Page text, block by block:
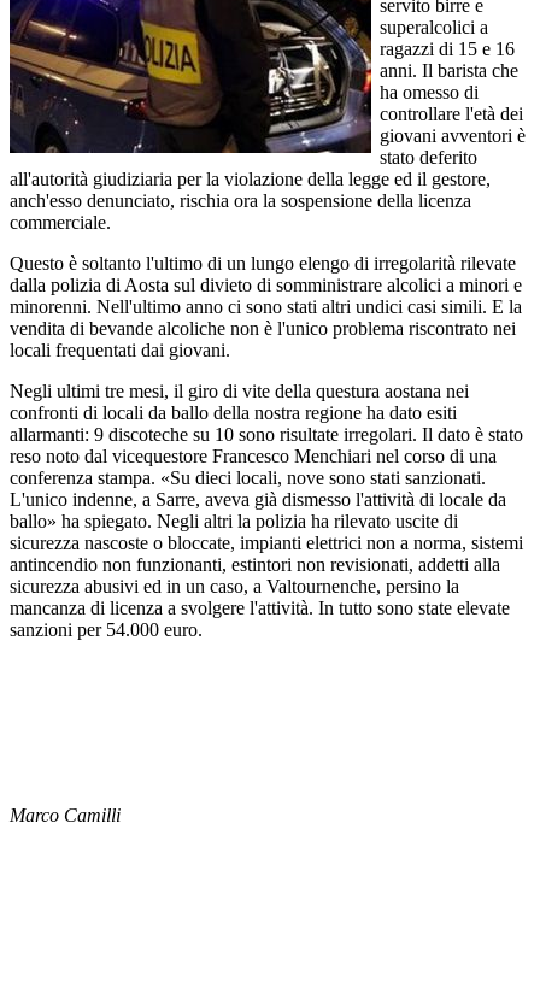
servito birre e
superalcolici a
ragazzi di 15 e 16
anni. Il barista che
ha omesso di
controllare l'età dei
giovani avventori è
stato deferito
all'autorità giudiziaria per la violazione della legge ed il gestore,
anch'esso denunciato, rischia ora la sospensione della licenza
commerciale.
Questo è soltanto l'ultimo di un lungo elengo di irregolarità rilevate
dalla polizia di Aosta sul divieto di somministrare alcolici a minori e
minorenni. Nell'ultimo anno ci sono stati altri undici casi simili. E la
vendita di bevande alcoliche non è l'unico problema riscontrato nei
locali frequentati dai giovani.
Negli ultimi tre mesi, il giro di vite della questura aostana nei
confronti di locali da ballo della nostra regione ha dato esiti
allarmanti: 9 discoteche su 10 sono risultate irregolari. Il dato è stato
reso noto dal vicequestore Francesco Menchiari nel corso di una
conferenza stampa. «Su dieci locali, nove sono stati sanzionati.
L'unico indenne, a Sarre, aveva già dismesso l'attività di locale da
ballo» ha spiegato. Negli altri la polizia ha rilevato uscite di
sicurezza nascoste o bloccate, impianti elettrici non a norma, sistemi
antincendio non funzionanti, estintori non revisionati, addetti alla
sicurezza abusivi ed in un caso, a Valtournenche, persino la
mancanza di licenza a svolgere l'attività. In tutto sono state elevate
sanzioni per 54.000 euro.
Marco Camilli